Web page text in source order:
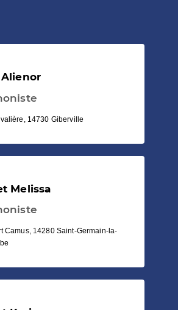
14730 Giberville
Melissa
Camus, 14280 Saint-Germain-la-